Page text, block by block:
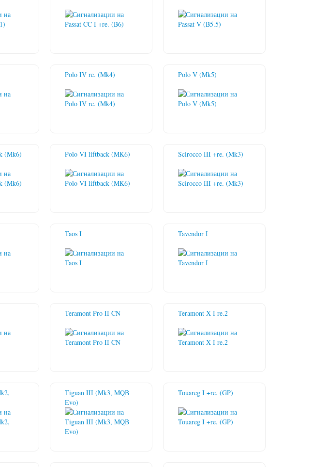
Polo IV re. (Mk4) Polo V (Mk5)
(Mk6) Polo VI liftback (MK6) Scirocco III +re. (Mk3)
Taos I Tavendor I
Teramont Pro II CN Teramont X I re.2
Tiguan III (Mk3, MQB
Evo)
Touareg I +re. (GP)